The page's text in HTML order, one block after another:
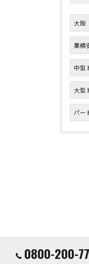
大阪
業績
中型
大型
パー
0800-200-